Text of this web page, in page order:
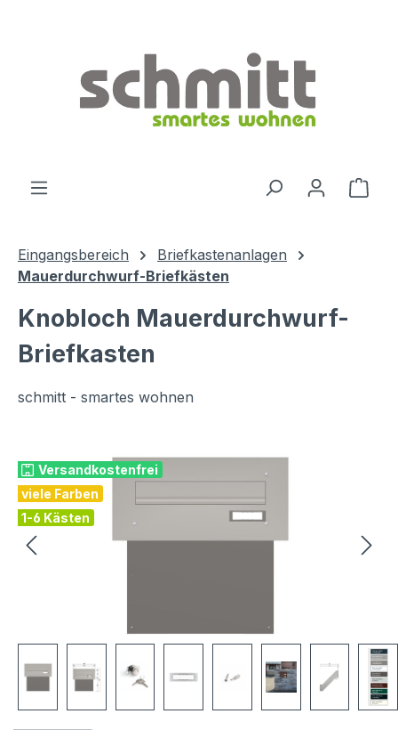
Eingangsbereich
Briefkastenanlagen
Mauerdurchwurf-Briefkästen
Knobloch Mauerdurchwurf-
Briefkasten
schmitt - smartes wohnen
Versandkostenfrei
viele Farben
1-6 Kästen